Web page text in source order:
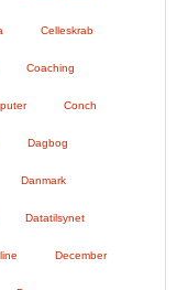
Celleskrab
Coaching
Conch
Dagbog
Danmark
Datatilsynet
December